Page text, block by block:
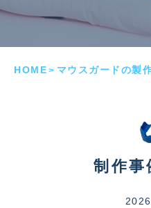
HOME > マウスガードの製
制作事